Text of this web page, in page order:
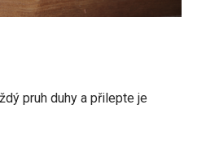
pruh duhy a přilepte je